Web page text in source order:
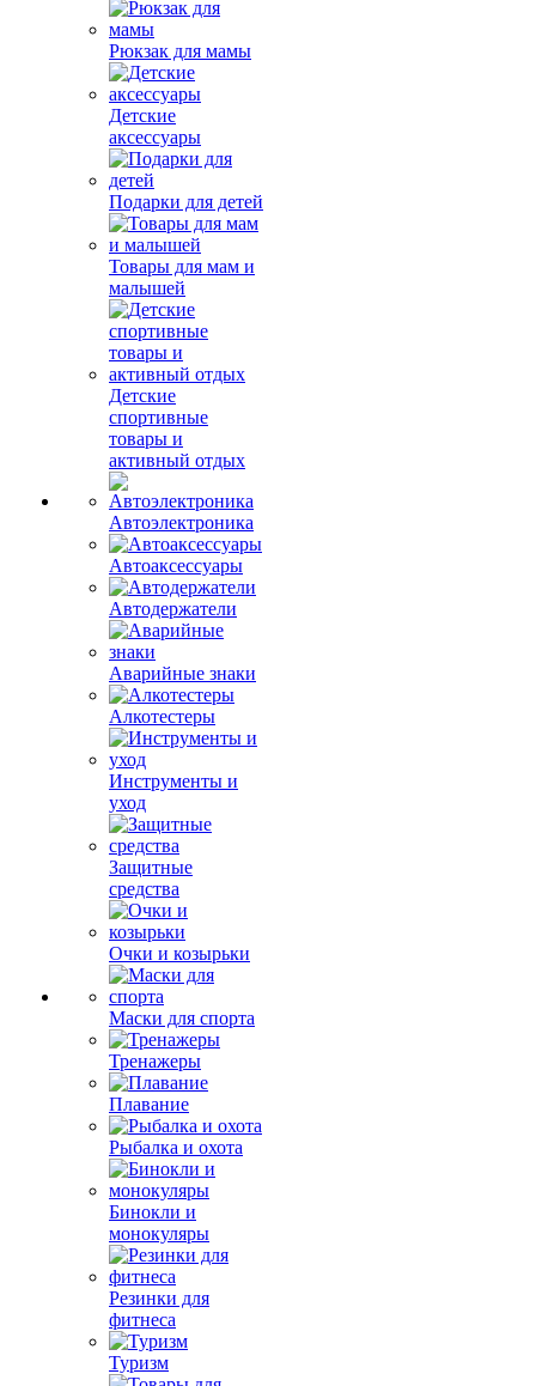
Рюкзак для мамы
Детские
аксессуары
Подарки для детей
Товары для мам и
малышей
Детские
спортивные
товары и
активный отдых
Автоэлектроника
Автоаксессуары
Автодержатели
Аварийные знаки
Алкотестеры
Инструменты и
уход
Защитные
средства
Очки и козырьки
Маски для спорта
Тренажеры
Плавание
Рыбалка и охота
Бинокли и
монокуляры
Резинки для
фитнеса
Туризм